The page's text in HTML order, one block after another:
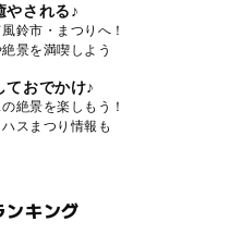
やされる♪
鈴市・まつりへ！
景を満喫しよう
ておでかけ♪
絶景を楽しもう！
スまつり情報も
ンキング